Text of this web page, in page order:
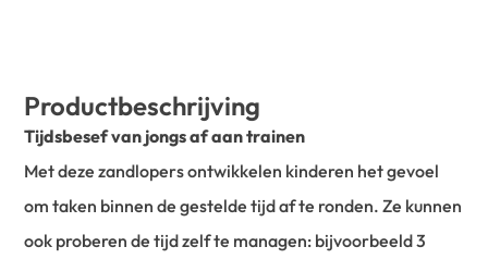
Productbeschrijving
Tijdsbesef van jongs af aan trainen
Met deze zandlopers ontwikkelen kinderen het gevoel
om taken binnen de gestelde tijd af te ronden. Ze kunnen
ook proberen de tijd zelf te managen: bijvoorbeeld 3